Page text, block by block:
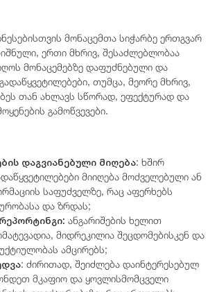
მონაცემთა სიჭარბე ერთგვარ
ერთი მხრივ, შესაძლებლობაა
მონაცემებზე დაფუძნებული და
თუმცა, მეორე მხრივ,
თან ახლავს სწორად, ეფექტურად და
გამოწვევები.
დაგვიანებული მიღება: ხშირ
მიიღება მოძველებული ან
საფუძველზე, რაც აფერხებს
და ზრდას;
რეპორტინგი: ანგარიშების ხელით
მიდრეკილია შეცდომებისკენ და
ამცირებს;
: ძირითად, შეიძლება დაინტერესებულ
მკაფიო და ყოვლისმომცველი